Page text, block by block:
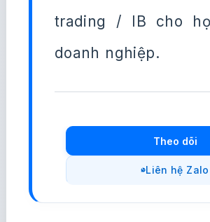
trading / IB cho
doanh nghiệp.
Theo dõi
Liên hệ Zalo